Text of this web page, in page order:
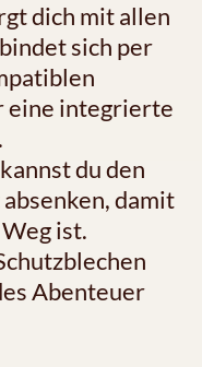
dich mit allen
sich per
eine integrierte
du den
damit
ist.
Abenteuer